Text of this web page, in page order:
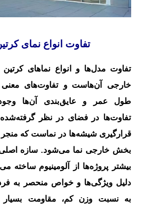
تفاوت انواع نمای
تفاوت مدل‌ها و انواع نماهای
خارجی آن‌هاست و تفاوت‌های معنی
طول عمر و عایق‌بندی آن‌ها وجود
تفاوت‌ها در فضای در نظر
قرارگیری شیشه‌ها در نماست که
بخش خارجی نما می‌شود. سازه اصلی
بیشتر پروژه‌ها از آلومینیوم ساخته
دلیل ویژگی‌ها و خواص منحصر به
به نسبت وزن کم، مقاومت بسیار